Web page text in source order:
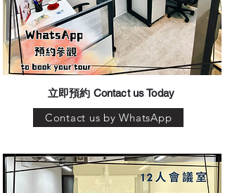
​立即預約 Contact us Today
Contact us by WhatsApp